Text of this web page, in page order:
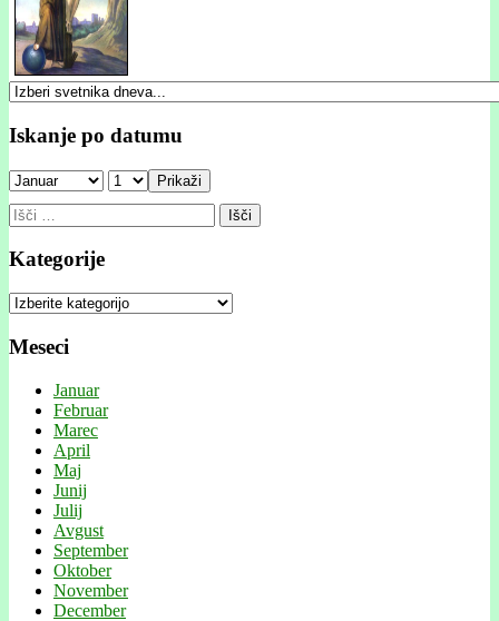
Iskanje po datumu
Prikaži
Išči:
Kategorije
Kategorije
Meseci
Januar
Februar
Marec
April
Maj
Junij
Julij
Avgust
September
Oktober
November
December